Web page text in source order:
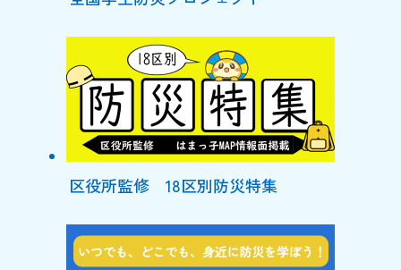
区役所監修 18区別防災特集